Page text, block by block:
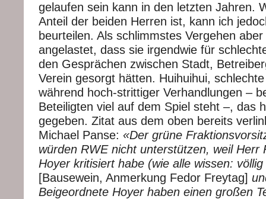
gelaufen sein kann in den letzten Jahren.
Anteil der beiden Herren ist, kann ich
beurteilen. Als schlimmstes Vergehen
angelastet, dass sie irgendwie für
den Gesprächen zwischen Stadt,
Verein gesorgt hätten. Huihuihui,
während hoch-strittiger Verhandlungen –
Beteiligten viel auf dem Spiel steht –, das
gegeben. Zitat aus dem oben bereits
Michael Panse: «Der grüne
würden RWE nicht unterstützen, weil Herr
Hoyer kritisiert habe (wie alle wissen:
[Bausewein, Anmerkung Fedor Freytag]
Beigeordnete Hoyer haben einen großen